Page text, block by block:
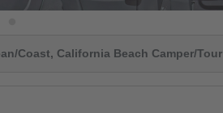
Coast, California Beach Camper/Tour